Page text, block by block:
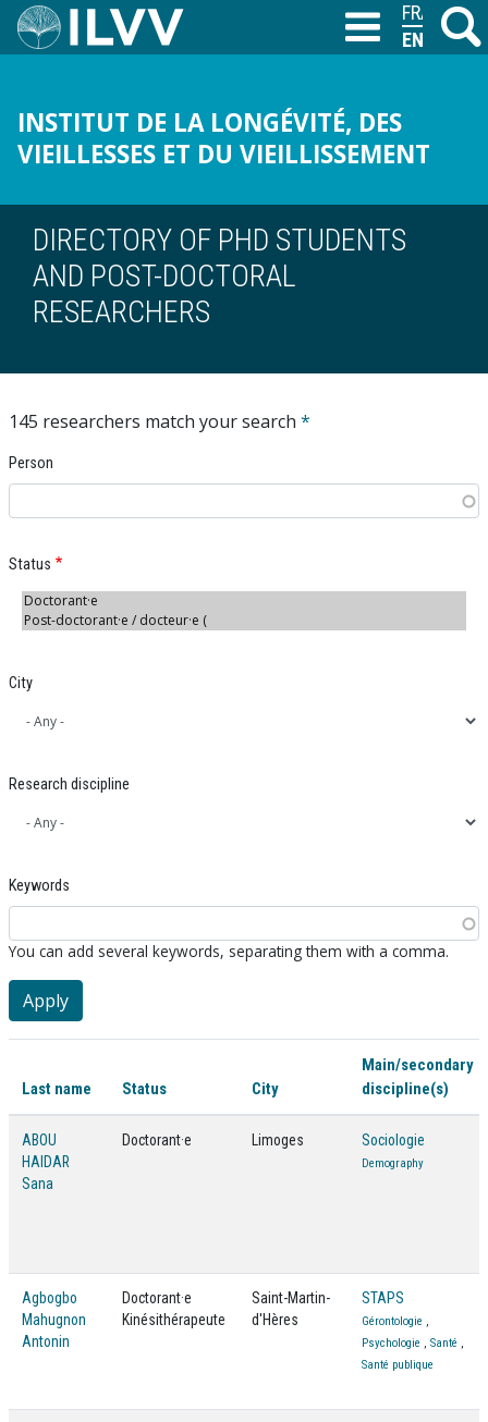
Skip
Search
M
INSTITUT DE LA LONGÉVITÉ, DES
VIEILLESSES ET DU VIEILLISSEMENT
T
DIRECTORY OF PHD STUDENTS
AND POST-DOCTORAL
RESEARCHERS
145 researchers match your search *
Person
Status
City
Research discipline
Keywords
You can add several keywords, separating them with a comma.
Last name Status City
Main/secondary
discipline(s)
ABOU
HAIDAR
Sana
Doctorant·e Limoges Sociologie
Demography
Agbogbo
Mahugnon
Antonin
Doctorant·e
Kinésithérapeute
Saint-Martin-
d'Hères
STAPS
Gérontologie ,
Psychologie , Santé ,
Santé publique
FRANÇAIS
ENGLISH